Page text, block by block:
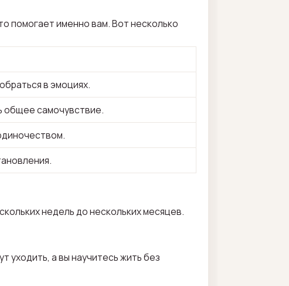
помогает именно вам. Вот несколько
в эмоциях.
общее самочувствие.
недель до нескольких месяцев.
уходить, а вы научитесь жить без